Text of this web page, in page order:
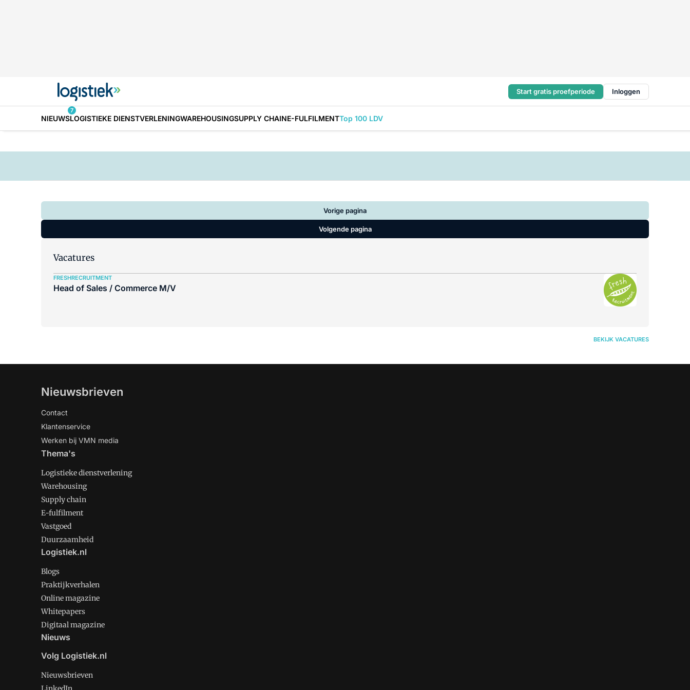
Start gratis proefperiode Inloggen
NIEUWS
7
LOGISTIEKE DIENSTVERLENINGWAREHOUSINGSUPPLY CHAINE-FULFILMENTTop 100 LDV
Vorige pagina
Volgende pagina
Vacatures
FRESHRECRUITMENT
Head of Sales / Commerce M/V
BEKIJK VACATURES
Nieuwsbrieven
Contact
Klantenservice
Werken bij VMN media
Thema's
Logistieke dienstverlening
Warehousing
Supply chain
E-fulfilment
Vastgoed
Duurzaamheid
Logistiek.nl
Blogs
Praktijkverhalen
Online magazine
Whitepapers
Digitaal magazine
Nieuws
Volg Logistiek.nl
Nieuwsbrieven